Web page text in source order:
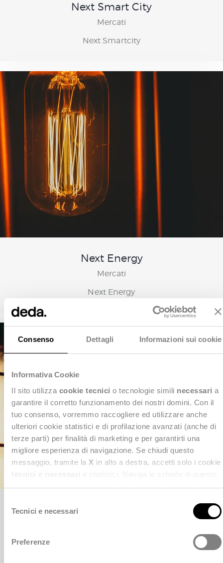
Consenso Dettagli Informazioni sui cookie
Informativa Cookie
Il sito utilizza cookie tecnici o tecnologie simili necessari a
garantire il corretto funzionamento dei nostri domini. Con il
tuo consenso, vorremmo raccogliere ed utilizzare anche
ulteriori cookie statistici e di profilazione avanzati (anche di
terze parti) per finalità di marketing e per garantirti una
migliore esperienza di navigazione. Se chiudi questo
messaggio, tramite la X in alto a destra, accetti solo i cookie
pannello per conoscere i cookie utilizzati e impostare i
nostraPrivacy Policy
Tecnici e necessari
Preferenze
Next Smart City
Mercati
Next Smartcity
Next Energy
Mercati
Next Energy